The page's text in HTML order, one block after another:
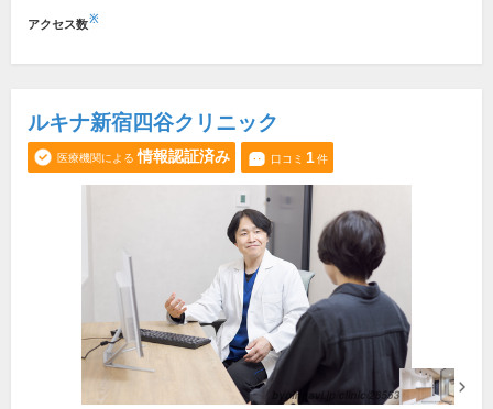
アクセス数※
ルキナ新宿四谷クリニック
医療機関による 情報認証済み 口コミ 1件